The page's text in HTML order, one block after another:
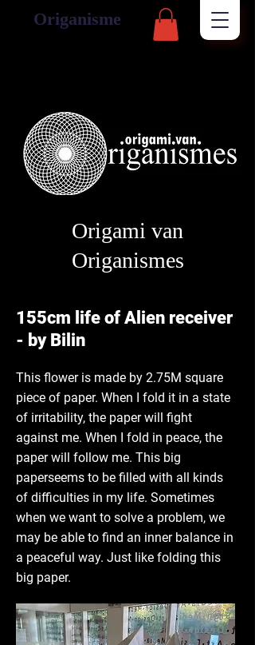
Origanisme
155cm life of Alien receiver
- by Bilin
This flower is made by 2.75M square
piece of paper. When I fold it in a state
of irritability, the paper will fight
against me. When I fold in peace, the
paper will follow me. This big
paperseems to be filled with all kinds
of difficulties in my life. Sometimes
when we want to solve a problem, we
may be able to find an inner balance in
a peaceful way. Just like folding this
big paper.
Origami van
Origanismes